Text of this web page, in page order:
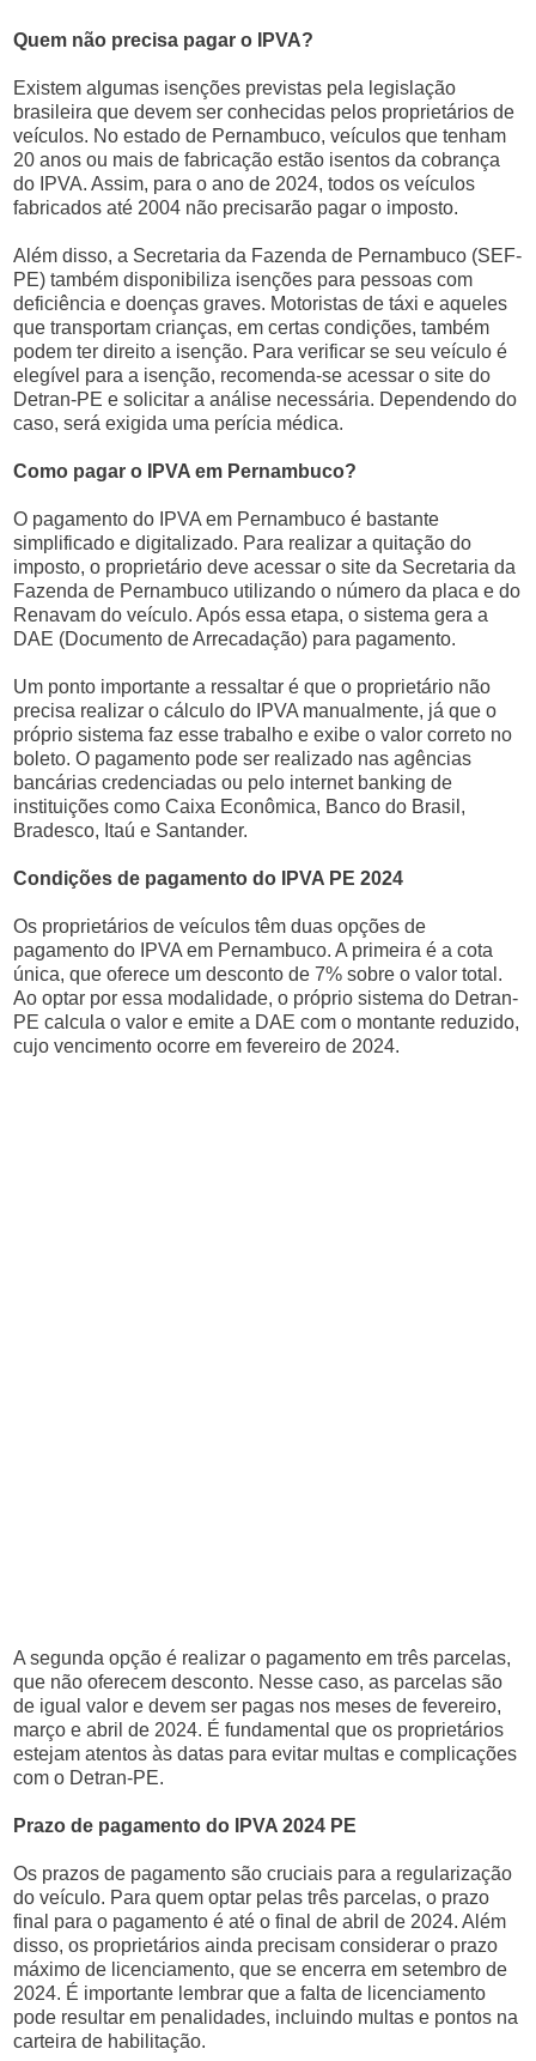
Quem não precisa pagar o IPVA?
Existem algumas isenções previstas pela legislação
brasileira que devem ser conhecidas pelos proprietários de
veículos. No estado de Pernambuco, veículos que tenham
20 anos ou mais de fabricação estão isentos da cobrança
do IPVA. Assim, para o ano de 2024, todos os veículos
fabricados até 2004 não precisarão pagar o imposto.
Além disso, a Secretaria da Fazenda de Pernambuco (SEF-
PE) também disponibiliza isenções para pessoas com
deficiência e doenças graves. Motoristas de táxi e aqueles
que transportam crianças, em certas condições, também
podem ter direito a isenção. Para verificar se seu veículo é
elegível para a isenção, recomenda-se acessar o site do
Detran-PE e solicitar a análise necessária. Dependendo do
caso, será exigida uma perícia médica.
Como pagar o IPVA em Pernambuco?
O pagamento do IPVA em Pernambuco é bastante
simplificado e digitalizado. Para realizar a quitação do
imposto, o proprietário deve acessar o site da Secretaria da
Fazenda de Pernambuco utilizando o número da placa e do
Renavam do veículo. Após essa etapa, o sistema gera a
DAE (Documento de Arrecadação) para pagamento.
Um ponto importante a ressaltar é que o proprietário não
precisa realizar o cálculo do IPVA manualmente, já que o
próprio sistema faz esse trabalho e exibe o valor correto no
boleto. O pagamento pode ser realizado nas agências
bancárias credenciadas ou pelo internet banking de
instituições como Caixa Econômica, Banco do Brasil,
Bradesco, Itaú e Santander.
Condições de pagamento do IPVA PE 2024
Os proprietários de veículos têm duas opções de
pagamento do IPVA em Pernambuco. A primeira é a cota
única, que oferece um desconto de 7% sobre o valor total.
Ao optar por essa modalidade, o próprio sistema do Detran-
PE calcula o valor e emite a DAE com o montante reduzido,
cujo vencimento ocorre em fevereiro de 2024.
A segunda opção é realizar o pagamento em três parcelas,
que não oferecem desconto. Nesse caso, as parcelas são
de igual valor e devem ser pagas nos meses de fevereiro,
março e abril de 2024. É fundamental que os proprietários
estejam atentos às datas para evitar multas e complicações
com o Detran-PE.
Prazo de pagamento do IPVA 2024 PE
Os prazos de pagamento são cruciais para a regularização
do veículo. Para quem optar pelas três parcelas, o prazo
final para o pagamento é até o final de abril de 2024. Além
disso, os proprietários ainda precisam considerar o prazo
máximo de licenciamento, que se encerra em setembro de
2024. É importante lembrar que a falta de licenciamento
pode resultar em penalidades, incluindo multas e pontos na
carteira de habilitação.